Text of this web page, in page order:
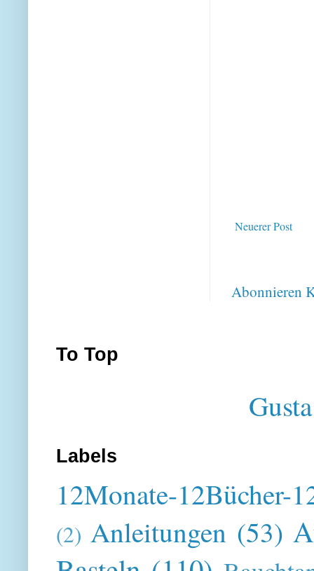
Neuerer Post
Abonnieren
To Top
Labels
12Monate-12Bücher-
(2) Anleitungen (53)